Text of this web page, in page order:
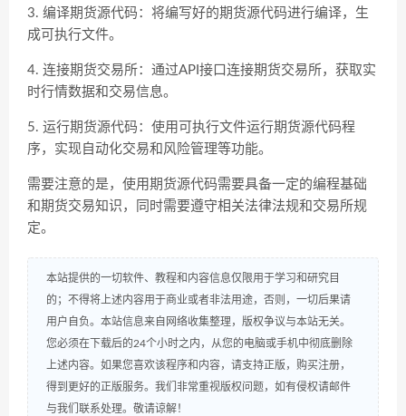
3. 编译期货源代码：将编写好的期货源代码进行编译，生
成可执行文件。
4. 连接期货交易所：通过API接口连接期货交易所，获取实
时行情数据和交易信息。
5. 运行期货源代码：使用可执行文件运行期货源代码程
序，实现自动化交易和风险管理等功能。
需要注意的是，使用期货源代码需要具备一定的编程基础
和期货交易知识，同时需要遵守相关法律法规和交易所规
定。
本站提供的一切软件、教程和内容信息仅限用于学习和研究目
的；不得将上述内容用于商业或者非法用途，否则，一切后果请
用户自负。本站信息来自网络收集整理，版权争议与本站无关。
您必须在下载后的24个小时之内，从您的电脑或手机中彻底删除
上述内容。如果您喜欢该程序和内容，请支持正版，购买注册，
得到更好的正版服务。我们非常重视版权问题，如有侵权请邮件
与我们联系处理。敬请谅解！